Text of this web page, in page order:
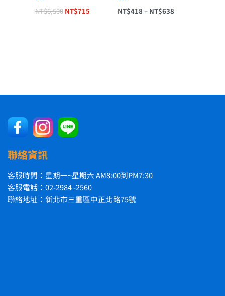
NT$6,500 NT$715 NT$418 – NT$638
聯絡資訊
客服時間：星期一~星期六 AM8:00到PM7:30
客服電話：02-2984 -2560
聯絡地址：新北市三重區中正北路75號